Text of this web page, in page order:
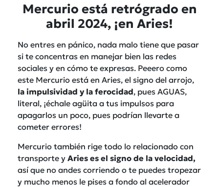
Mercurio está retrógrado en
abril 2024, ¡en Aries!
No entres en pánico, nada malo tiene que pasar
si te concentras en manejar bien las redes
sociales y en cómo te expresas. Peeero como
este Mercurio está en Aries, el signo del arrojo,
la impulsividad y la ferocidad, pues AGUAS,
literal, ¡échale agüita a tus impulsos para
apagarlos un poco, pues podrían llevarte a
cometer errores!
Mercurio también rige todo lo relacionado con
transporte y Aries es el signo de la velocidad,
así que no andes corriendo o te puedes tropezar
y mucho menos le pises a fondo al acelerador